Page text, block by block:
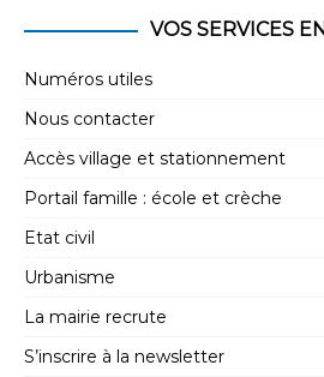
VOS SERVICES
Numéros utiles
Nous contacter
Accès village et stationnement
Portail famille : école et crèche
Etat civil
Urbanisme
La mairie recrute
S’inscrire à la newsletter